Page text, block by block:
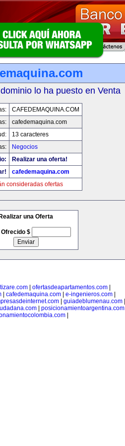
lo ha puesto en Venta
CAFEDEMAQUINA.COM
cafedemaquina.com
13 caracteres
Negocios
Realizar una oferta!
cafedemaquina.com
consideradas ofertas
Realizar una Oferta
Ofrecido $
ofertasdeapartamentos.com
| cafedemaquina.com| e-ingenieros.com|
guiadeblumenau.com
posicionamientoargentina.com